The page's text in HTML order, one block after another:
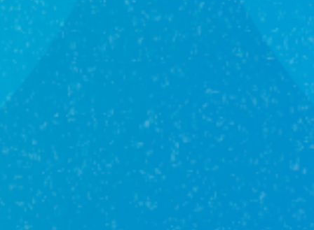
связались
с вами и ответили на все интересующие вас
вопросы
Отправить заявку
Нажимая на кнопку «Отправить заявку», я даю свое
согласие на обработку
персональных данных
и принимаю
условия соглашения.